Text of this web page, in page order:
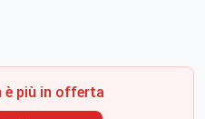
più in offerta